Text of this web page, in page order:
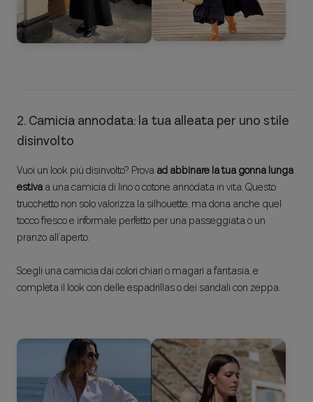
2. Camicia annodata: la tua alleata per uno stile
disinvolto
Vuoi un look più disinvolto? Provaad abbinare la tua gonna lunga
estivaa una camicia di lino o cotone annodata in vita. Questo
trucchetto non solo valorizza la silhouette, ma dona anche quel
tocco fresco e informale perfetto per una passeggiata o un
pranzo all’aperto.
Scegli una camicia dai colori chiari o magari a fantasia, e
completa il look con delle espadrillas o dei sandali con zeppa.